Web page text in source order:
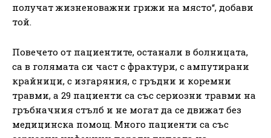
получат жизненоважни грижи на място“, добави
той.
Повечето от пациентите, останали в болницата,
са в голямата си част с фрактури, с ампутирани
крайници, с изгаряния, с гръдни и коремни
травми, а 29 пациенти са със сериозни травми на
гръбначния стълб и не могат да се движат без
медицинска помощ. Много пациенти са със